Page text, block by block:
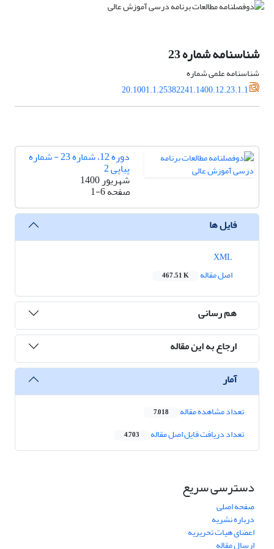
شناسنامه شماره 23
شناسنامه علمی شماره
20.1001.1.25382241.1400.12.23.1.1
دوره 12، شماره 23 - شماره
پیاپی 2
شهریور 1400
صفحه1-6
فایل ها
اصل مقاله
467.51 K
هم رسانی
ارجاع به این مقاله
آمار
تعداد مشاهده مقاله 7,018
تعداد دریافت فایل اصل مقاله 4,703
دسترسی سریع
صفحه اصلی
درباره نشریه
اعضای هیات تحریریه
ارسال مقاله